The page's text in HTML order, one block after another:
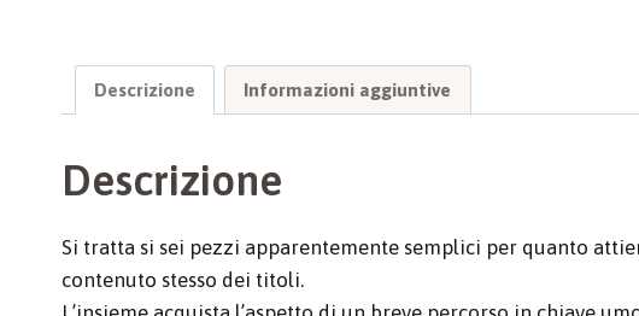
Descrizione Informazioni aggiuntive
Descrizione
Si tratta si sei pezzi apparentemente semplici per quanto
contenuto stesso dei titoli.